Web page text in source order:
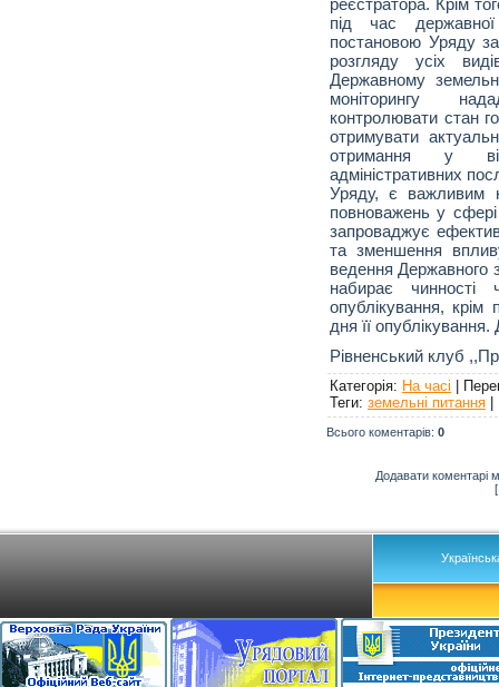
під час державної
постановою Уряду
розгляду усіх
Державному
моніторингу
контролювати стан
отримувати
отримання у
адміністративних
Уряду, є важливим
повноважень у
запроваджує
та зменшення
ведення Державного
набирає
опублікування, крім
дня її
Рівненський клуб
Категорія: На часі |
Теги: земельні питання |
Всього коментарів: 0
Додавати коментарі